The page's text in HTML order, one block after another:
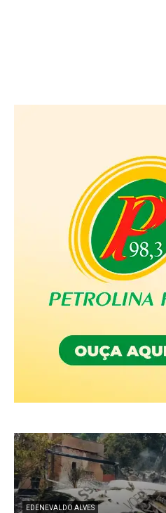
EDENEVALDO ALVES